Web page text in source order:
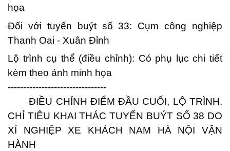
họa
Đối với tuyến buýt số 33: Cụm công nghiệp
Thanh Oai - Xuân Đỉnh
Lộ trình cụ thể (điều chỉnh): Có phụ lục chi tiết
kèm theo ảnh minh họa
--------------------------------
ĐIỀU CHỈNH ĐIỂM ĐẦU CUỐI, LỘ TRÌNH,
CHỈ TIÊU KHAI THÁC TUYẾN BUÝT SỐ 38 DO
XÍ NGHIỆP XE KHÁCH NAM HÀ NỘI VẬN
HÀNH